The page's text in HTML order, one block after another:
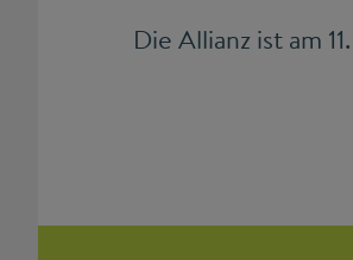
Die Allianz ist am